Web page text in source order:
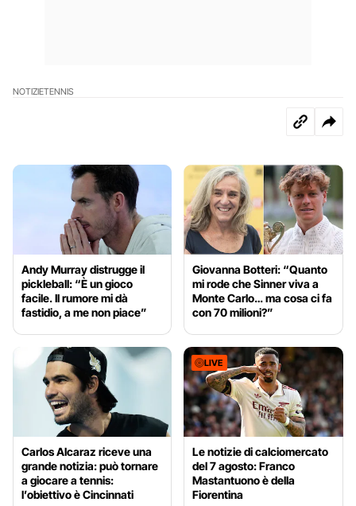
NOTIZIETENNIS
Andy Murray distrugge il
pickleball: “È un gioco
facile. Il rumore mi dà
fastidio, a me non piace”
Giovanna Botteri: “Quanto
mi rode che Sinner viva a
Monte Carlo… ma cosa ci fa
con 70 milioni?”
Carlos Alcaraz riceve una
grande notizia: può tornare
a giocare a tennis:
l’obiettivo è Cincinnati
LIVE
Le notizie di calciomercato
del 7 agosto: Franco
Mastantuono è della
Fiorentina